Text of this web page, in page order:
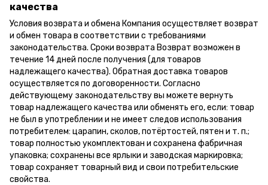
качества
Условия возврата и обмена Компания осуществляет возврат
и обмен товара в соответствии с требованиями
законодательства. Сроки возврата Возврат возможен в
течение 14 дней после получения (для товаров
надлежащего качества). Обратная доставка товаров
осуществляется по договоренности. Согласно
действующему законодательству вы можете вернуть
товар надлежащего качества или обменять его, если: товар
не был в употреблении и не имеет следов использования
потребителем: царапин, сколов, потёртостей, пятен и т. п.;
товар полностью укомплектован и сохранена фабричная
упаковка; сохранены все ярлыки и заводская маркировка;
товар сохраняет товарный вид и свои потребительские
свойства.